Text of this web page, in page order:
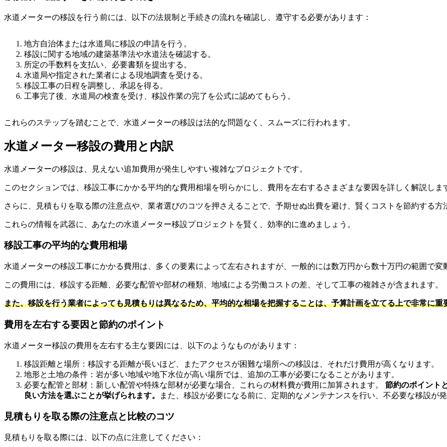
水道メーターの移設を行う前には、以下の法規制と手続きの流れを確認し、遵守する必要があります：
地方自治体または水道局に移設の申請を行う。
移設に関する地域の建築基準法や水道法を確認する。
所定の手数料を支払い、必要書類を提出する。
水道局や指定された業者による現地調査を受ける。
移設工事の日程を調整し、承認を得る。
工事完了後、水道局の検査を受け、移設作業の完了を公式に認めてもらう。
これらのステップを踏むことで、水道メーターの移設は法的な問題なく、スムーズに行われます。
水道メーター移設の費用と内訳
水道メーターの移設は、見えない追加費用が発生しやすい複雑なプロジェクトです。
このセクションでは、移設工事にかかる平均的な費用相場を明らかにし、費用を左右するさまざまな要因を詳しく解説しま
さらに、見積もりを取る際の注意点や、業者選びのコツを押さえることで、予期せぬ出費を避け、賢くコストを節約する方
これらの情報を武器に、あなたの水道メーター移設プロジェクトを賢く、効率的に進めましょう。
移設工事の平均的な費用相場
水道メーターの移設工事にかかる費用は、多くの要素によって左右されますが、一般的には数万円から数十万円の範囲で変
この費用には、移設する距離、必要な配管や部材の種類、地域による労働コストの差、そして工事の複雑さが含まれます。
また、移設を行う業者によっても見積もりは異なるため、平均的な相場を把握することは、予算計画を立てる上で非常に重
費用を左右する要因と節約のポイント
水道メーター移設の費用を左右する主な要因には、以下のようなものがあります：
移設距離と場所：移設する距離が長いほど、またアクセスが困難な場所への移設は、それだけ費用が高くなります。
地形と土地の条件：岩が多い地域や地下水位が高い場所では、追加の工事が必要になることがあります。
必要な配管と部材：新しい配管や特殊な部材が必要な場合、これらの材料費が費用に加算されます。 節約のポイント
良い方法を選ぶことが挙げられます。
また、移設が必要になる前に、定期的なメンテナンスを行い、不必要な移設が
見積もりを取る際の注意点と比較のコツ
見積もりを取る際には、以下の点に注意してください：